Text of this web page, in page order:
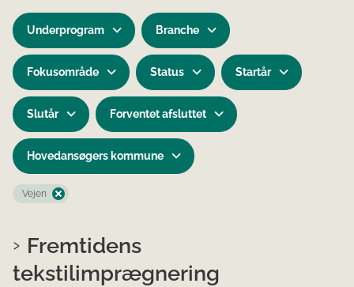
Underprogram Branche
Fokusområde Status Startår
Slutår Forventet afsluttet
Hovedansøgers kommune
Vejen
Fremtidens
tekstilimprægnering